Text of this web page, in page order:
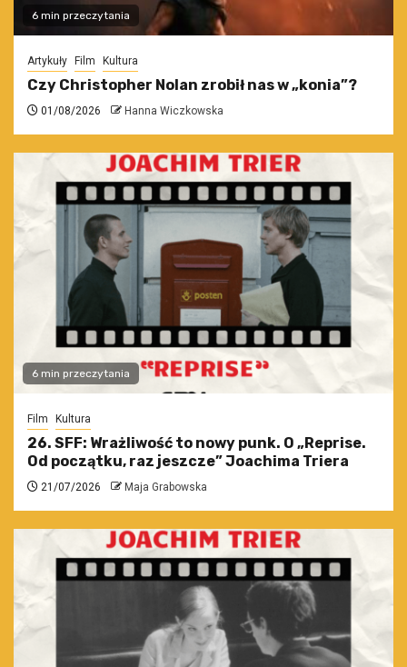
6 min przeczytania
Artykuły Film Kultura
Czy Christopher Nolan zrobił nas w „konia”?
01/08/2026 Hanna Wiczkowska
6 min przeczytania
Film Kultura
26. SFF: Wrażliwość to nowy punk. O „Reprise.
Od początku, raz jeszcze” Joachima Triera
21/07/2026 Maja Grabowska